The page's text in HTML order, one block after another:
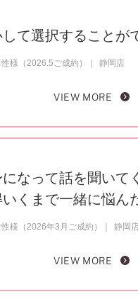
て選択することが
様（2026.5ご成約） 静岡店
VIEW MORE
なって話を聞いて
いくまで一緒に悩ん
様（2026年3月ご成約） 静岡
VIEW MORE